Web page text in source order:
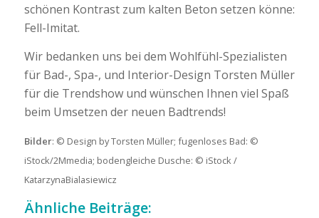
schönen Kontrast zum kalten Beton setzen könne:
Fell-Imitat.
Wir bedanken uns bei dem Wohlfühl-Spezialisten
für Bad-, Spa-, und Interior-Design Torsten Müller
für die Trendshow und wünschen Ihnen viel Spaß
beim Umsetzen der neuen Badtrends!
Bilder: © Design by Torsten Müller; fugenloses Bad: ©
iStock/2Mmedia; bodengleiche Dusche: © iStock /
KatarzynaBialasiewicz
Ähnliche Beiträge: